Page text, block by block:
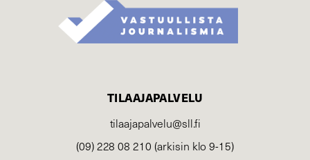
TILAAJAPALVELU
tilaajapalvelu@sll.fi
(09) 228 08 210 (arkisin klo 9-15)